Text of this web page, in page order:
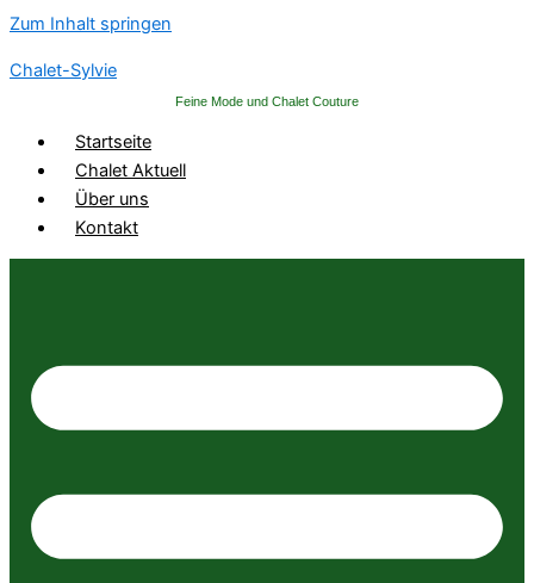
Zum Inhalt springen
Chalet-Sylvie
Feine Mode und Chalet Couture
Startseite
Chalet Aktuell
Über uns
Kontakt